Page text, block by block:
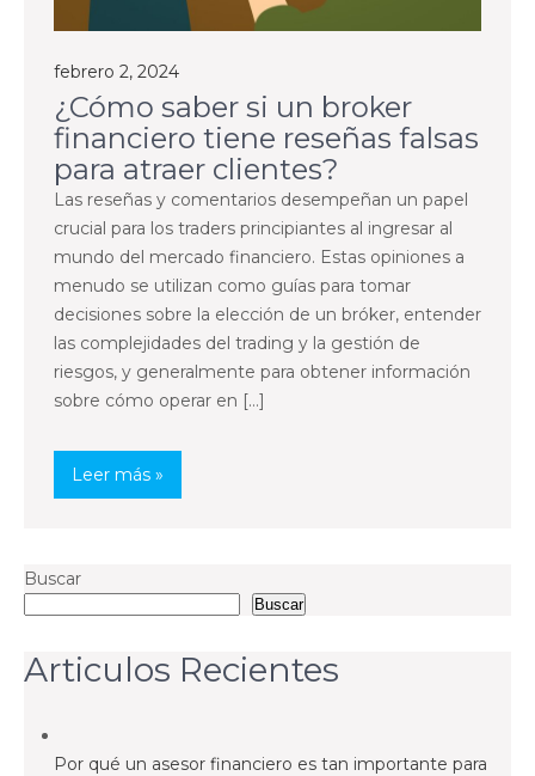
febrero 2, 2024
¿Cómo saber si un broker
financiero tiene reseñas falsas
para atraer clientes?
Las reseñas y comentarios desempeñan un papel
crucial para los traders principiantes al ingresar al
mundo del mercado financiero. Estas opiniones a
menudo se utilizan como guías para tomar
decisiones sobre la elección de un bróker, entender
las complejidades del trading y la gestión de
riesgos, y generalmente para obtener información
sobre cómo operar en […]
Leer más »
Buscar
Buscar
Articulos Recientes
Por qué un asesor financiero es tan importante para